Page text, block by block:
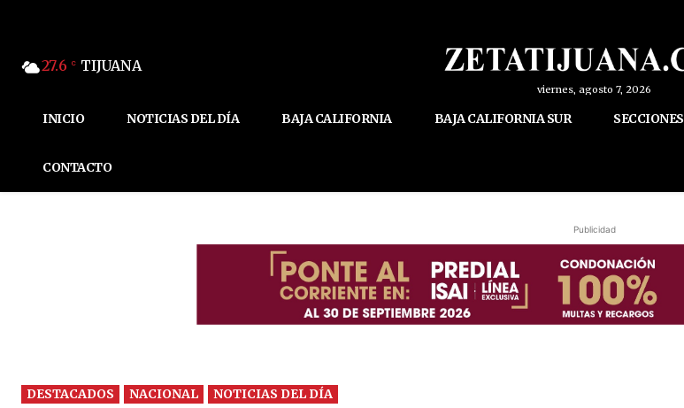
27.6 C TIJUANA
viernes, agosto 7, 2026
INICIO NOTICIAS DEL DÍA BAJA CALIFORNIA BAJA CALIFORNIA SUR SECCIONES
CONTACTO
Publicidad
DESTACADOS NACIONAL NOTICIAS DEL DÍA